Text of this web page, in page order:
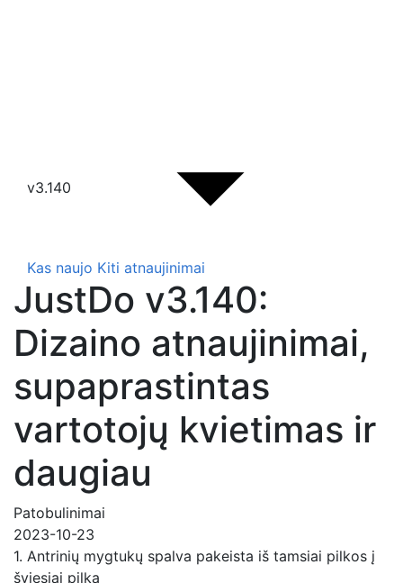
v3.140
Kas naujo Kiti atnaujinimai
JustDo v3.140:
Dizaino atnaujinimai,
supaprastintas
vartotojų kvietimas ir
daugiau
Patobulinimai
2023-10-23
1. Antrinių mygtukų spalva pakeista iš tamsiai pilkos į
šviesiai pilką